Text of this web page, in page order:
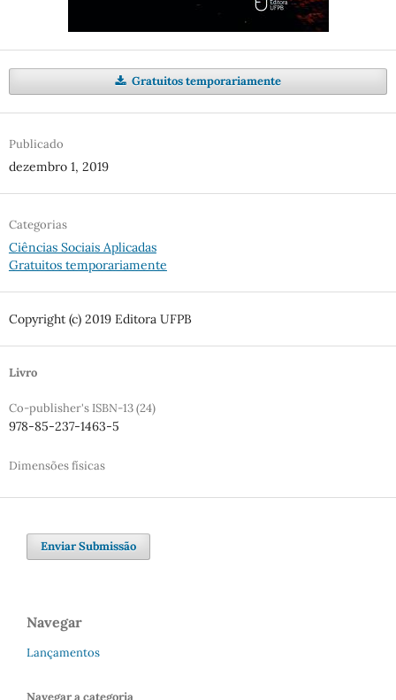
Gratuitos temporariamente
Publicado
dezembro 1, 2019
Categorias
Ciências Sociais Aplicadas
Gratuitos temporariamente
Copyright (c) 2019 Editora UFPB
Livro
Co-publisher's ISBN-13 (24)
978-85-237-1463-5
Dimensões físicas
Enviar Submissão
Navegar
Lançamentos